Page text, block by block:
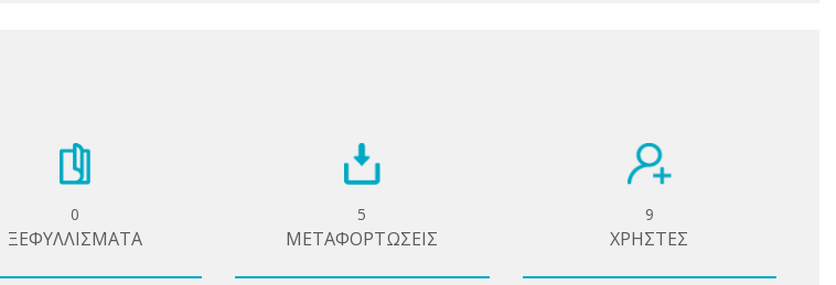
0
ΞΕΦΥΛΛΙΣΜΑΤΑ
5
ΜΕΤΑΦΟΡΤΩΣΕΙΣ
9
ΧΡΗΣΤΕΣ